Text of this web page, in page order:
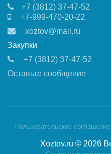
+7 (3812) 37-47-52
+7-999-470-20-22
xoztov@mail.ru
Закупки
+7 (3812) 37-47-52
Оставьте сообщение
Пользовательское соглашение
Xoztov.ru © 2026